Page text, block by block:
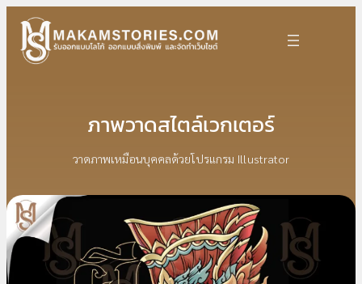
content
ภาพวาดสไตล์เวกเตอร์
วาดภาพเหมือนบุคคลด้วยโปรแกรม Illustrator